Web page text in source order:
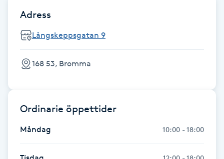
Hypnos
Hårbottenbehandling
Hårförlängning
Adress
Långskeppsgatan 9
168 53, Bromma
Ordinarie öppettider
Måndag 10:00 - 18:00